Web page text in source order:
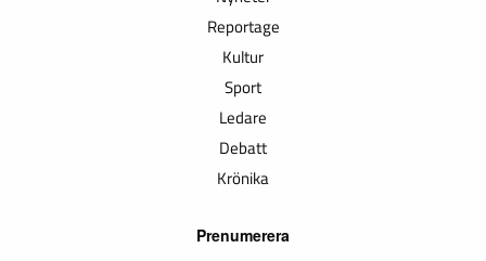
Reportage
Kultur
Sport
Ledare
Debatt
Krönika
Prenumerera